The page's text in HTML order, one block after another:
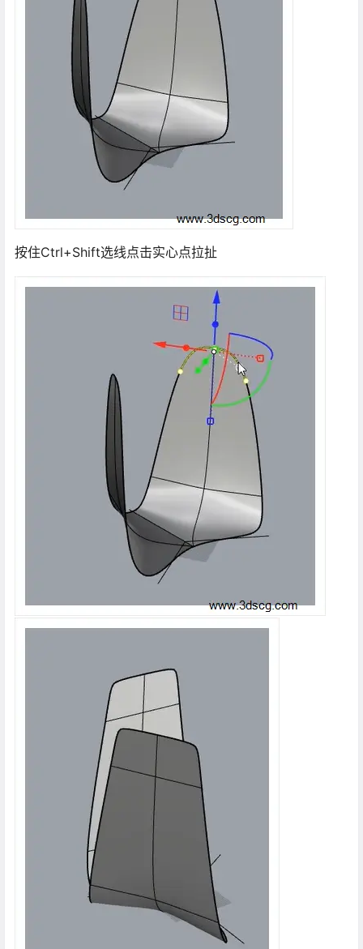
按住Ctrl+Shift选线点击实心点拉扯